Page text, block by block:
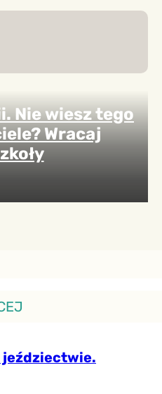
Nie wiesz tego
Wracaj
jeździectwie.